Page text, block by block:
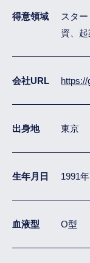
得意領域
スタ
資、起
会社URL
出身地 東京
生年月日 1991
血液型 O型